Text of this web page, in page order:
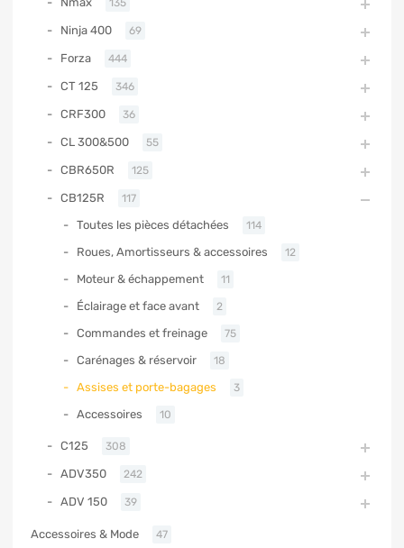
Ninja 400 69
Forza 444
CT 125 346
CRF300 36
CL 300&500 55
CBR650R 125
CB125R 117
Toutes les pièces détachées 114
Roues, Amortisseurs & accessoires 12
Moteur & échappement 11
Éclairage et face avant 2
Commandes et freinage 75
Carénages & réservoir 18
Assises et porte-bagages 3
Accessoires 10
C125 308
ADV350 242
ADV 150 39
Accessoires & Mode 47